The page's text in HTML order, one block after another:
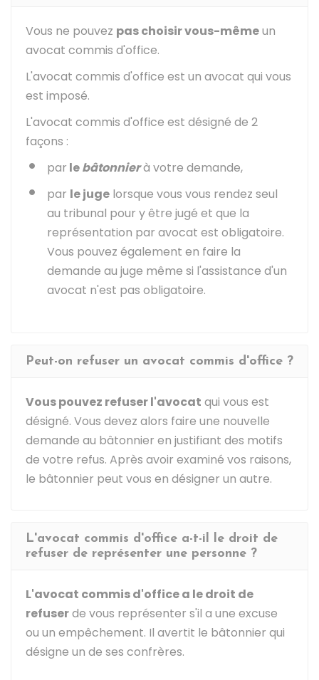
Vous ne pouvez pas choisir vous-mêmeun
avocat commis d'office.
L'avocat commis d'office est un avocat qui vous
est imposé.
L'avocat commis d'office est désigné de 2
façons :
par lebâtonnierà votre demande,
par le juge lorsque vous vous rendez seul
au tribunal pour y être jugé et que la
représentation par avocat est obligatoire.
Vous pouvez également en faire la
demande au juge même si l'assistance d'un
avocat n'est pas obligatoire.
Peut-on refuser un avocat commis d'office ?
Vous pouvez refuser l'avocat qui vous est
désigné. Vous devez alors faire une nouvelle
demande au bâtonnier en justifiant des motifs
de votre refus. Après avoir examiné vos raisons,
le bâtonnier peut vous en désigner un autre.
L'avocat commis d'office a-t-il le droit de
refuser de représenter une personne ?
L'avocat commis d'office a le droit de
refuserde vous représenter s'il a une excuse
ou un empêchement. Il avertit le bâtonnier qui
désigne un de ses confrères.